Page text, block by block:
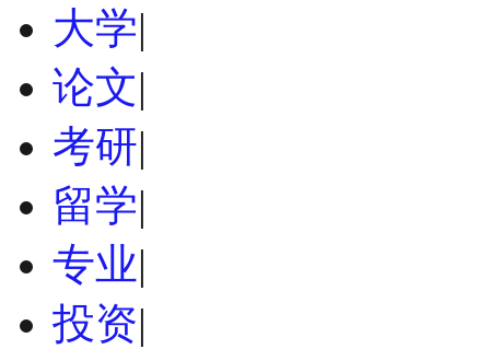
大学|
论文|
考研|
留学|
专业|
投资|